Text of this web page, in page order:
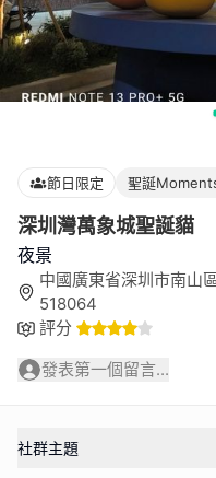
節日限定 聖誕
深圳灣萬象城聖誕貓
夜景
中國廣東省深圳市南山
518064
評分
發表第一個留言...
社群主題